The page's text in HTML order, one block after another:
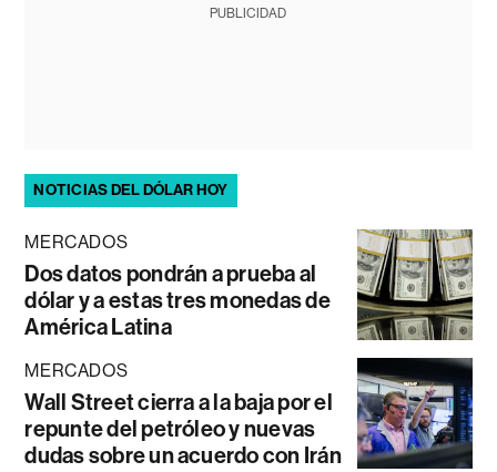
PUBLICIDAD
NOTICIAS DEL DÓLAR HOY
MERCADOS
Dos datos pondrán a prueba al
dólar y a estas tres monedas de
América Latina
MERCADOS
Wall Street cierra a la baja por el
repunte del petróleo y nuevas
dudas sobre un acuerdo con Irán